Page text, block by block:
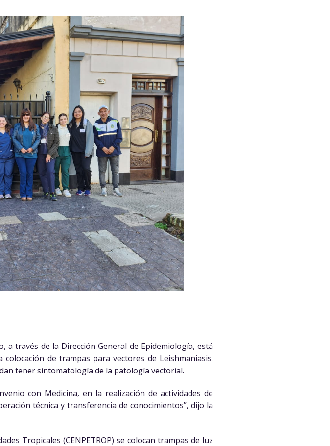
a través de la Dirección General de Epidemiología, está
de trampas para vectores de Leishmaniasis.
tener sintomatología de la patología vectorial.
con Medicina, en la realización de actividades de
técnica y transferencia de conocimientos”, dijo la
Tropicales (CENPETROP) se colocan trampas de luz